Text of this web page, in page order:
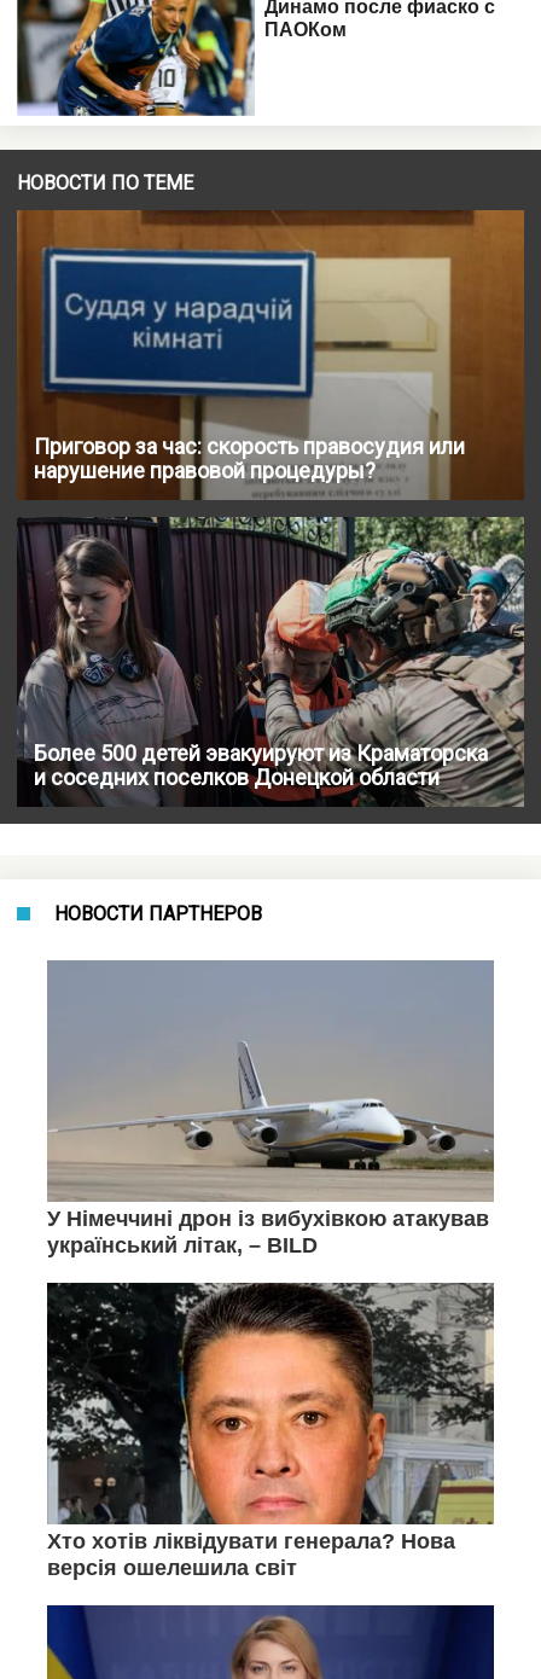
НОВОСТИ ПО ТЕМЕ
Приговор за час: скорость правосудия или
нарушение правовой процедуры?
Более 500 детей эвакуируют из Краматорска
и соседних поселков Донецкой области
НОВОСТИ ПАРТНЕРОВ